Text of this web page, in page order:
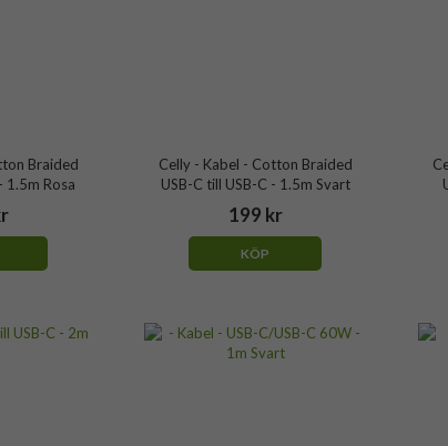
Braided
1.5m Rosa
Celly - Kabel - Cotton Braided
USB-C till USB-C - 1.5m Svart
199 kr
KÖP